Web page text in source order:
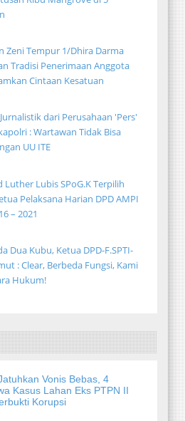
Zeni Tempur 1/Dhira Darma
Tradisi Penerimaan Anggota
Cintaan Kesatuan
dari Perusahaan 'Pers'
: Wartawan Tidak Bisa
UU ITE
Luther Lubis SPoG.K Terpilih
Pelaksana Harian DPD AMPI
– 2021
Dua Kubu, Ketua DPD-F.SPTI-
: Clear, Berbeda Fungsi, Kami
Hukum!
Vonis Bebas, 4
Kasus Lahan Eks PTPN II
Korupsi